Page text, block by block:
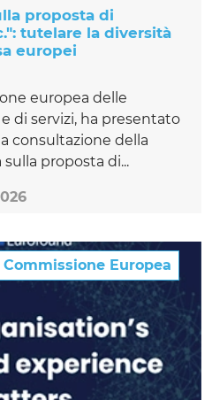
proposta di
tutelare la diversità
europei
europea delle
di servizi, ha presentato
consultazione della
proposta di...
Commissione Europea